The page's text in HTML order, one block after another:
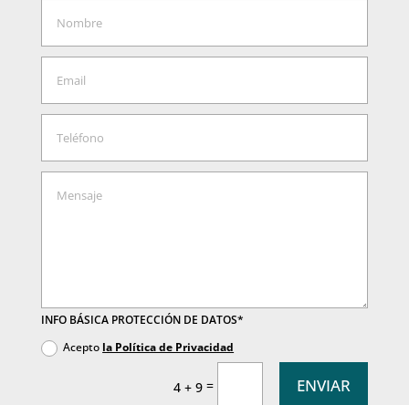
INFO BÁSICA PROTECCIÓN DE DATOS*
Acepto la Política de Privacidad
4 + 9 = ENVIAR